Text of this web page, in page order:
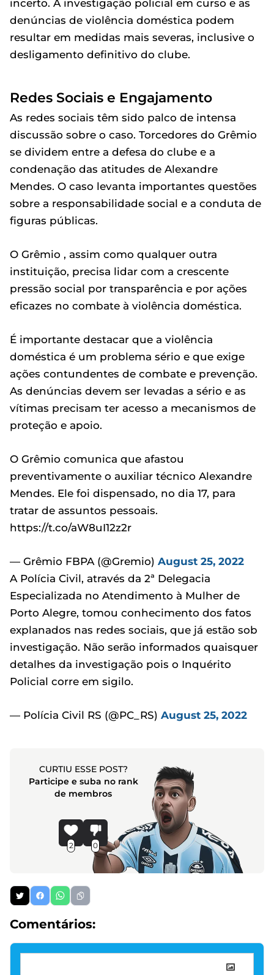
incerto. A investigação policial em curso e as
denúncias de violência doméstica podem
resultar em medidas mais severas, inclusive o
desligamento definitivo do clube.
Redes Sociais e Engajamento
As redes sociais têm sido palco de intensa
discussão sobre o caso. Torcedores do Grêmio
se dividem entre a defesa do clube e a
condenação das atitudes de Alexandre
Mendes. O caso levanta importantes questões
sobre a responsabilidade social e a conduta de
figuras públicas.
O Grêmio , assim como qualquer outra
instituição, precisa lidar com a crescente
pressão social por transparência e por ações
eficazes no combate à violência doméstica.
É importante destacar que a violência
doméstica é um problema sério e que exige
ações contundentes de combate e prevenção.
As denúncias devem ser levadas a sério e as
vítimas precisam ter acesso a mecanismos de
proteção e apoio.
O Grêmio comunica que afastou
preventivamente o auxiliar técnico Alexandre
Mendes. Ele foi dispensado, no dia 17, para
tratar de assuntos pessoais.
https://t.co/aW8uI12z2r
— Grêmio FBPA (@Gremio) August 25, 2022
A Polícia Civil, através da 2ª Delegacia
Especializada no Atendimento à Mulher de
Porto Alegre, tomou conhecimento dos fatos
explanados nas redes sociais, que já estão sob
investigação. Não serão informados quaisquer
detalhes da investigação pois o Inquérito
Policial corre em sigilo.
— Polícia Civil RS (@PC_RS) August 25, 2022
CURTIU ESSE POST?
Participe e suba no rank
de membros
2 0
Comentários: